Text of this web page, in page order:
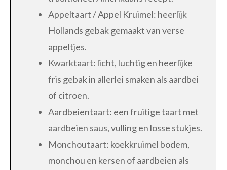
Appeltaart / Appel Kruimel: heerlijk
Hollands gebak gemaakt van verse
appeltjes.
Kwarktaart: licht, luchtig en heerlijke
fris gebak in allerlei smaken als aardbei
of citroen.
Aardbeientaart: een fruitige taart met
aardbeien saus, vulling en losse stukjes.
Monchoutaart: koekkruimel bodem,
monchou en kersen of aardbeien als